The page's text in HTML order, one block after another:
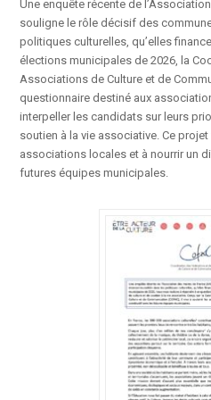
Une enquête récente de
souligne le rôle décisif des
politiques culturelles, qu’elles
élections municipales de 2026, la
Associations de Culture et de
questionnaire destiné aux
interpeller les candidats sur leurs
soutien à la vie associative. Ce
associations locales et à nourrir un
futures équipes municipales.